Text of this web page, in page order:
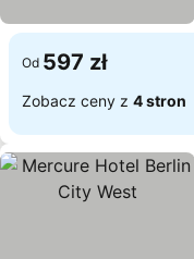
Od 597 zł
Zobacz ceny z 4 stron